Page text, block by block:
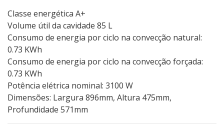
Classe energética A+
Volume útil da cavidade 85 L
Consumo de energia por ciclo na convecção natural:
0.73 KWh
Consumo de energia por ciclo na convecção forçada:
0.73 KWh
Potência elétrica nominal: 3100 W
Dimensões: Largura 896mm, Altura 475mm,
Profundidade 571mm